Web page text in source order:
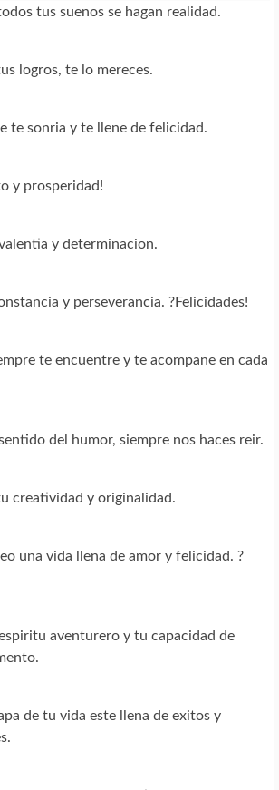
tus suenos se hagan realidad.
logros, te lo mereces.
te sonria y te llene de felicidad.
y prosperidad!
y determinacion.
y perseverancia. ?Felicidades!
te encuentre y te acompane en cada
del humor, siempre nos haces reir.
creatividad y originalidad.
una vida llena de amor y felicidad. ?
aventurero y tu capacidad de
de tu vida este llena de exitos y